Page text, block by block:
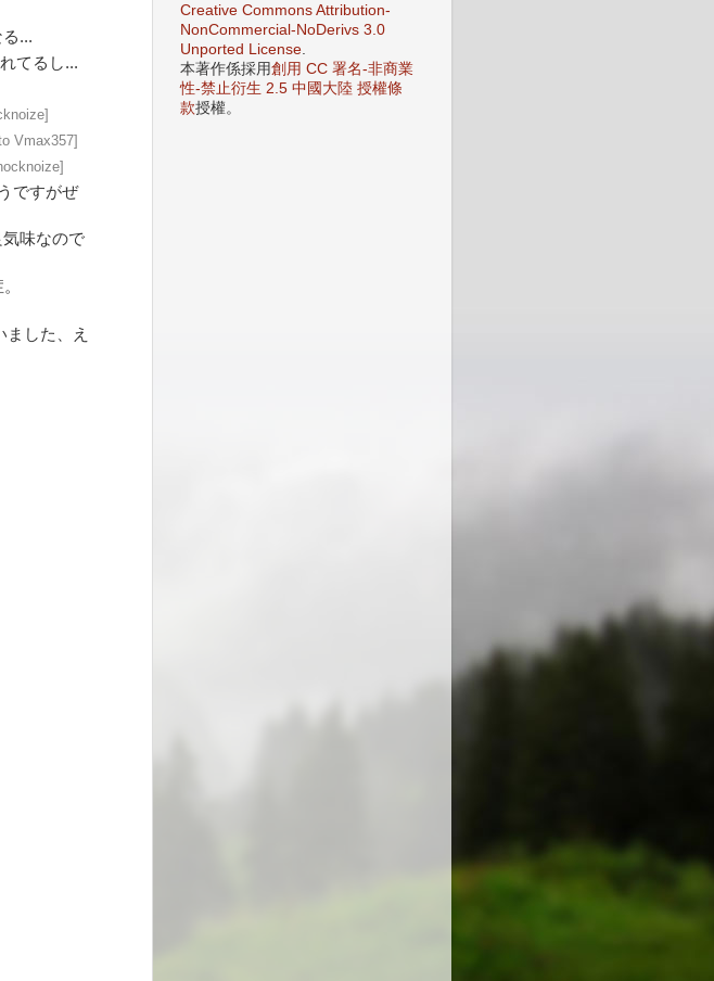
...
てるし...
]
Vmax357]
]
ですがぜ
味なので
ました、え
Creative Commons Attribution-
NonCommercial-NoDerivs 3.0
Unported License
本著作係採用創用 CC 署名-非商業
性-禁止衍生 2.5 中國大陸 授權條
款授權。